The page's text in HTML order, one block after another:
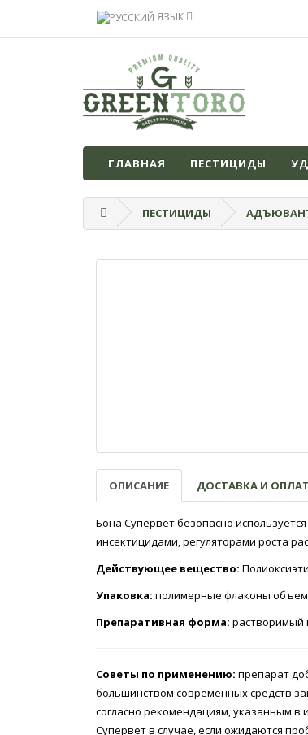
ЯЗЫК
ГЛАВНАЯ ПЕСТИЦИДЫ
ПЕСТИЦИДЫ
ОПИСАНИЕ ДОСТАВКА И
Бона Супервет безопасно
инсектицидами, регуляторами роста
Действующее вещество:
Упаковка: полимерные флаконы
Препаративная форма: растворимый
Советы по применению: препарат
большинством современных средств
согласно рекомендациям, указанным в
Супервет в случае, если ожидаются